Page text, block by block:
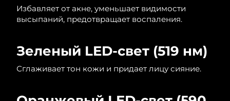
Избавляет от акне, уменьшает видимости
высыпаний, предотвращает воспаления.
Зеленый LED-свет (519 нм)
Сглаживает тон кожи и придает лицу сияние.
Малайзия
Мексика
8/14/26
Ожидаемая дата доставки